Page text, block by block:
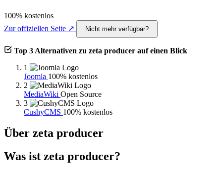
100% kostenlos
Zur offiziellen Seite ↗
Nicht mehr verfügbar?
Top 3 Alternativen zu zeta producer auf einen Blick
1
Joomla 100% kostenlos
2
MediaWiki Open Source
3
CushyCMS 100% kostenlos
Über zeta producer
Was ist zeta producer?